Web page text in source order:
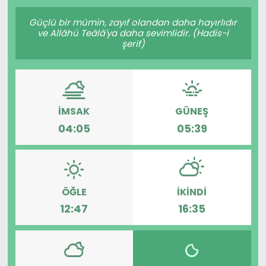
Güçlü bir mümin, zayıf olandan daha hayırlıdır
ve Allâhü Teâlâ'ya daha sevimlidir. (Hadis-i
şerif)
İMSAK
04:05
GÜNEŞ
05:39
ÖĞLE
12:47
İKINDI
16:35
Gündem
KKTC YEREL SEÇİM 2018
Kültür Sanat
Magazin
Moda
Nöbetçi Eczaneler
Otomobil Dünyası